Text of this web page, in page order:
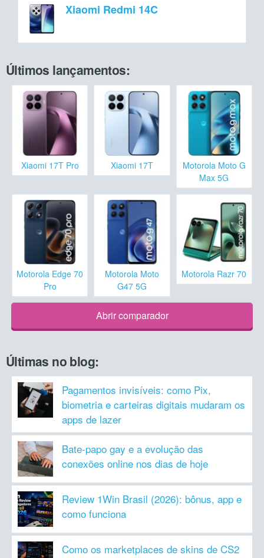
Xiaomi Redmi 14C
Últimos lançamentos:
Xiaomi 17T Pro Xiaomi 17T
Motorola Moto G
Max 5G
Motorola Edge 70
Pro
Motorola Moto
G47 5G
Motorola Razr 70
Abrir comparador
Últimas no blog:
Pagamentos invisíveis: como Pix,
biometria e carteiras digitais mudaram os
apps de lazer
Bate-papo gay e a evolução das
conexões online nos dias de hoje
Review 1Win Brasil (2026): bônus, app e
como funciona
Como os marketplaces de skins de CS2